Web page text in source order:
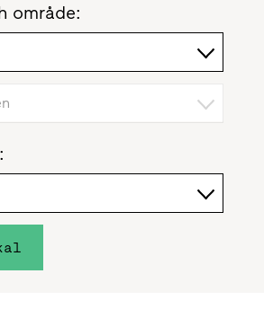
område: